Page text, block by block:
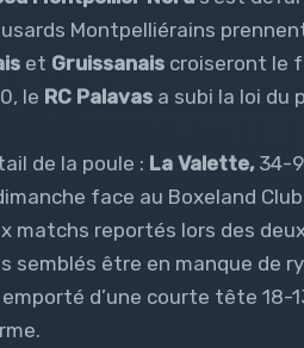
Montpelliérains
et Gruissanais croiseront le
le RC Palavas a subi la loi du
de la poule : La Valette, 34-
face au Boxeland
matchs reportés lors des
semblés être en manque de
d’une courte tête 18-